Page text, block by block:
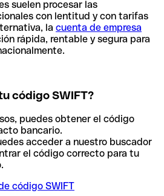
suelen procesar las
con lentitud y con tarifas
la cuenta de empresa
rápida, rentable y segura para
código SWIFT?
puedes obtener el código
bancario.
acceder a nuestro buscador
el código correcto para tu
código SWIFT